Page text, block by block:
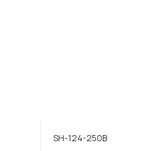
SH-124-250B